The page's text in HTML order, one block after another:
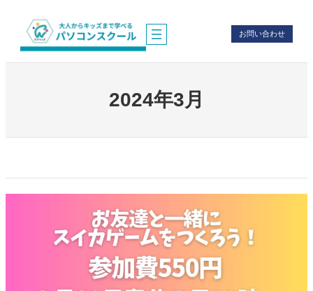
キ
お問い合わせ
2024年3月